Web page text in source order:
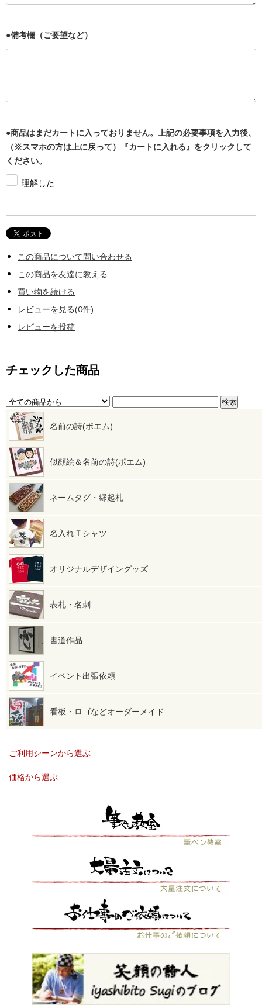
●備考欄（ご要望など）
●商品はまだカートに入っておりません。上記の必要事項を入力後、
（※スマホの方は上に戻って）『カートに入れる』をクリックして
ください。
理解した
この商品について問い合わせる
この商品を友達に教える
買い物を続ける
レビューを見る(0件)
レビューを投稿
チェックした商品
名前の詩(ポエム)
似顔絵＆名前の詩(ポエム)
ネームタグ・縁起札
名入れＴシャツ
オリジナルデザイングッズ
表札・名刺
書道作品
イベント出張依頼
看板・ロゴなどオーダーメイド
ご利用シーンから選ぶ
価格から選ぶ